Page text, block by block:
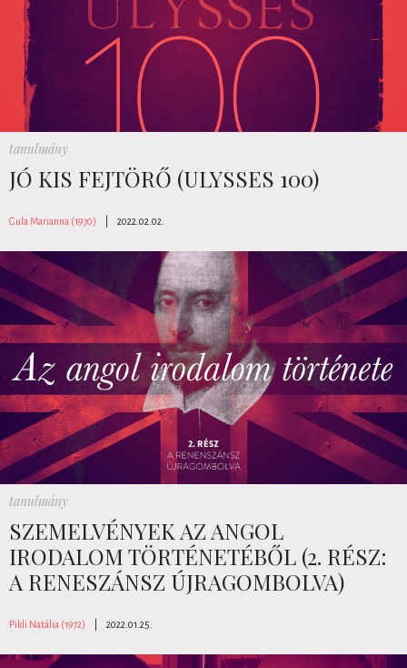
tanulmány
JÓ KIS FEJTÖRŐ (ULYSSES 100)
Gula Marianna (1970) 2022.02.02.
tanulmány
SZEMELVÉNYEK AZ ANGOL
IRODALOM TÖRTÉNETÉBŐL (2. RÉSZ:
A RENESZÁNSZ ÚJRAGOMBOLVA)
Pikli Natália (1972) 2022.01.25.